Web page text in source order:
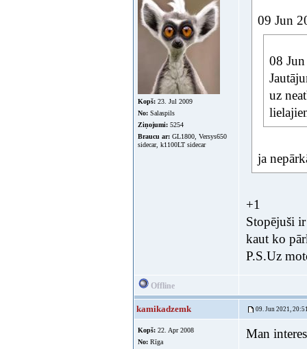
Kopš: 23. Jul 2009
No: Salaspils
Ziņojumi: 5254
Braucu ar: GL1800, Versys650
sidecar, k1100LT sidecar
09 Jun
08
uz
ja
+1
Stopējuši
kaut ko
P.S.Uz
Offline
kamikadzemk 09. Jun 2021,
Kopš: 22. Apr 2008
No: Rīga
Man